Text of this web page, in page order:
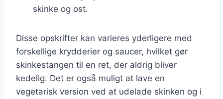
skinke og ost.
Disse opskrifter kan varieres yderligere med
forskellige krydderier og saucer, hvilket gør
skinkestangen til en ret, der aldrig bliver
kedelig. Det er også muligt at lave en
vegetarisk version ved at udelade skinken og i